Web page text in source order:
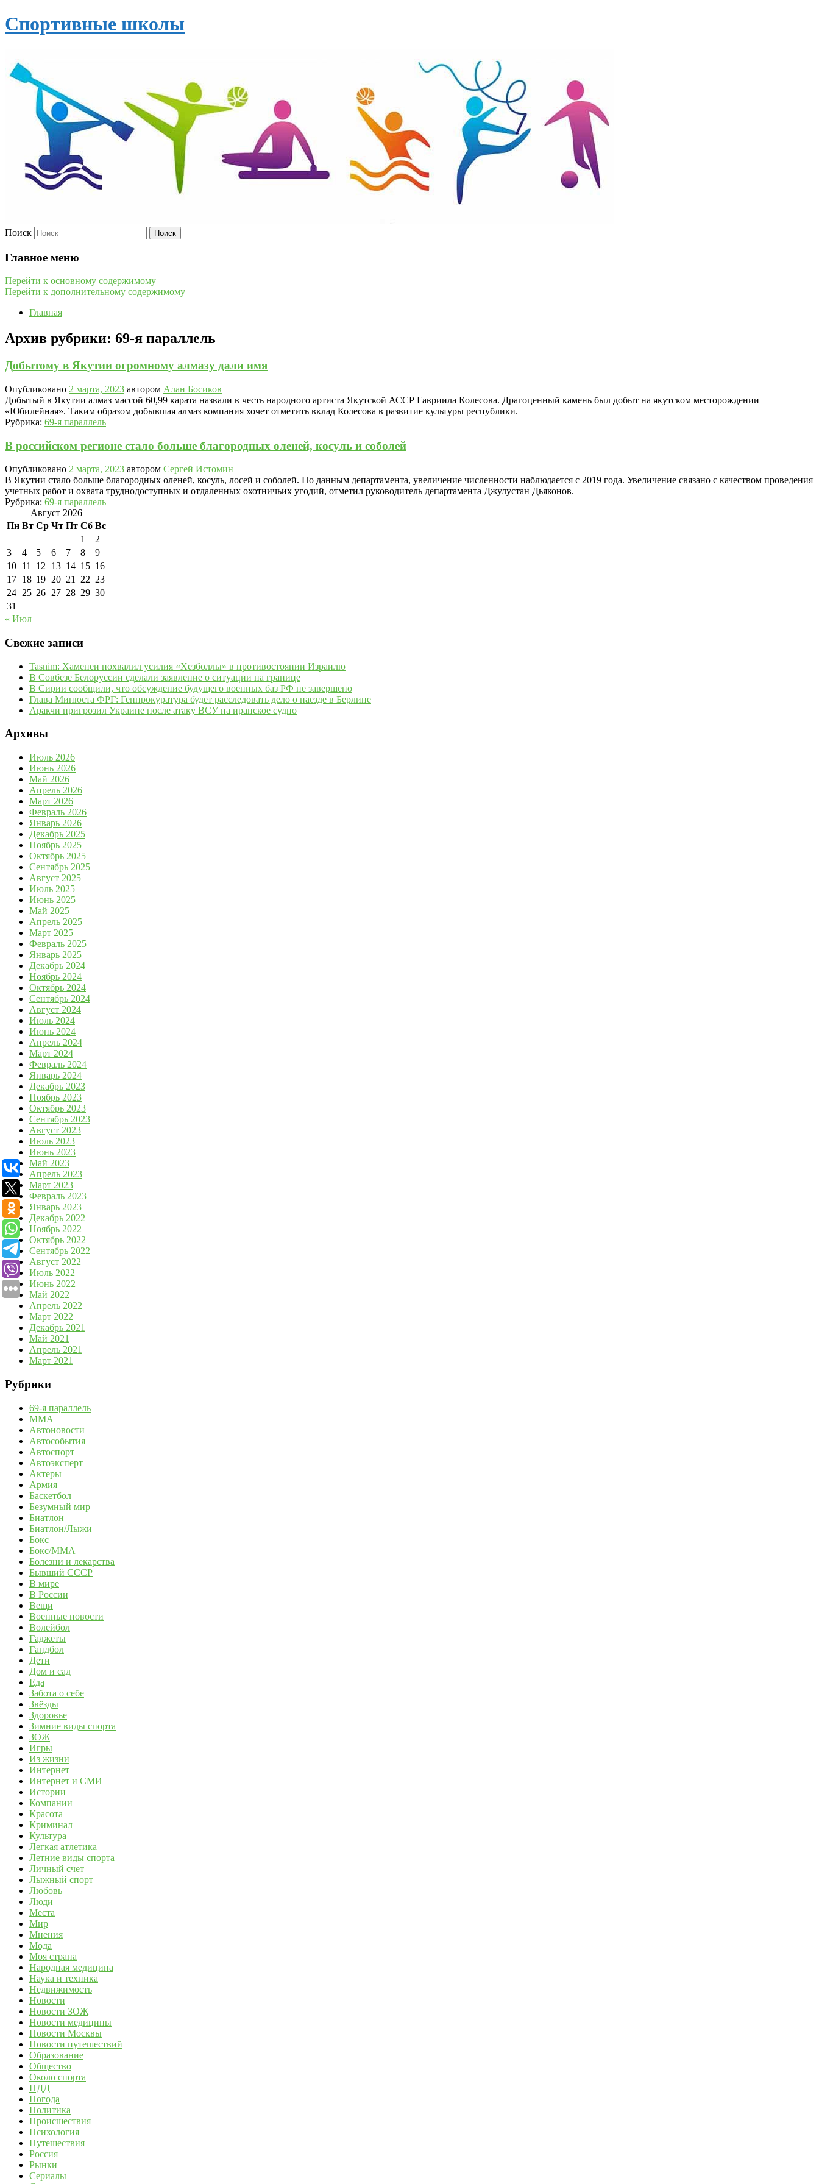
Спортивные школы
Поиск
Главное меню
Перейти к основному содержимому
Перейти к дополнительному содержимому
Главная
Архив рубрики: 69-я параллель
Добытому в Якутии огромному алмазу дали имя
Опубликовано 2 марта, 2023 автором Алан Босиков
Добытый в Якутии алмаз массой 60,99 карата назвали в честь народного артиста Якутской АССР Гавриила Колесова. Драгоценный камень был добыт на якутском месторождении
«Юбилейная». Таким образом добывшая алмаз компания хочет отметить вклад Колесова в развитие культуры республики.
Рубрика: 69-я параллель
В российском регионе стало больше благородных оленей, косуль и соболей
Опубликовано 2 марта, 2023 автором Сергей Истомин
В Якутии стало больше благородных оленей, косуль, лосей и соболей. По данным департамента, увеличение численности наблюдается с 2019 года. Увеличение связано с качеством проведения
учетных работ и охвата труднодоступных и отдаленных охотничьих угодий, отметил руководитель департамента Джулустан Дьяконов.
Рубрика: 69-я параллель
Август 2026
Пн Вт Ср Чт Пт Сб Вс
1
2
3
4 5 6 7 8
9
10 11 12 13 14 15 16
17 18 19 20 21 22 23
24 25 26 27 28 29 30
31
« Июл
Свежие записи
Tasnim: Хаменеи похвалил усилия «Хезболлы» в противостоянии Израилю
В Совбезе Белоруссии сделали заявление о ситуации на границе
В Сирии сообщили, что обсуждение будущего военных баз РФ не завершено
Глава Минюста ФРГ: Генпрокуратура будет расследовать дело о наезде в Берлине
Аракчи пригрозил Украине после атаку ВСУ на иранское судно
Архивы
Июль 2026
Июнь 2026
Май 2026
Апрель 2026
Март 2026
Февраль 2026
Январь 2026
Декабрь 2025
Ноябрь 2025
Октябрь 2025
Сентябрь 2025
Август 2025
Июль 2025
Июнь 2025
Май 2025
Апрель 2025
Март 2025
Февраль 2025
Январь 2025
Декабрь 2024
Ноябрь 2024
Октябрь 2024
Сентябрь 2024
Август 2024
Июль 2024
Июнь 2024
Апрель 2024
Март 2024
Февраль 2024
Январь 2024
Декабрь 2023
Ноябрь 2023
Октябрь 2023
Сентябрь 2023
Август 2023
Июль 2023
Июнь 2023
Май 2023
Апрель 2023
Март 2023
Февраль 2023
Январь 2023
Декабрь 2022
Ноябрь 2022
Октябрь 2022
Сентябрь 2022
Август 2022
Июль 2022
Июнь 2022
Май 2022
Апрель 2022
Март 2022
Декабрь 2021
Май 2021
Апрель 2021
Март 2021
Рубрики
69-я параллель
MMA
Автоновости
Автособытия
Автоспорт
Автоэксперт
Актеры
Армия
Баскетбол
Безумный мир
Биатлон
Биатлон/Лыжи
Бокс
Бокс/MMA
Болезни и лекарства
Бывший СССР
В мире
В России
Вещи
Военные новости
Волейбол
Гаджеты
Гандбол
Дети
Дом и сад
Еда
Забота о себе
Звёзды
Здоровье
Зимние виды спорта
ЗОЖ
Игры
Из жизни
Интернет
Интернет и СМИ
Истории
Компании
Красота
Криминал
Культура
Легкая атлетика
Летние виды спорта
Личный счет
Лыжный спорт
Любовь
Люди
Места
Мир
Мнения
Мода
Моя страна
Народная медицина
Наука и техника
Недвижимость
Новости
Новости ЗОЖ
Новости медицины
Новости Москвы
Новости путешествий
Образование
Общество
Около спорта
ПДД
Погода
Политика
Происшествия
Психология
Путешествия
Россия
Рынки
Сериалы